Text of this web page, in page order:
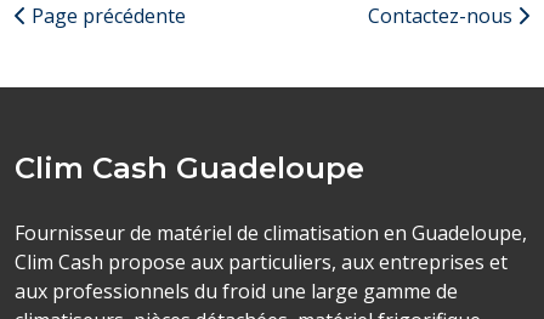
Page précédente Contactez-nous
Clim Cash Guadeloupe
Fournisseur de matériel de climatisation en Guadeloupe,
Clim Cash propose aux particuliers, aux entreprises et
aux professionnels du froid une large gamme de